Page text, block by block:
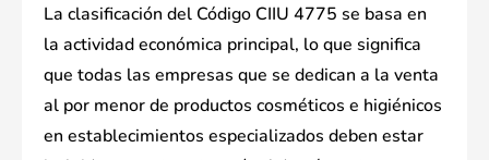
La clasificación del Código CIIU 4775 se basa en
la actividad económica principal, lo que significa
que todas las empresas que se dedican a la venta
al por menor de productos cosméticos e higiénicos
en establecimientos especializados deben estar